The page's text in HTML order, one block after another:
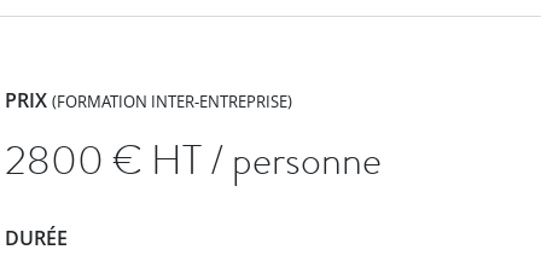
PRIX(FORMATION INTER-ENTREPRISE)
2800€ HT / personne
DURÉE